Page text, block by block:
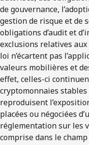
de gouvernance,
gestion de risque et de
obligations d’audit et
exclusions relatives
loi n’écartent pas
valeurs mobilières et
effet, celles-ci
cryptomonnaies
reproduisent
placées ou négociées
réglementation sur les
comprise dans le